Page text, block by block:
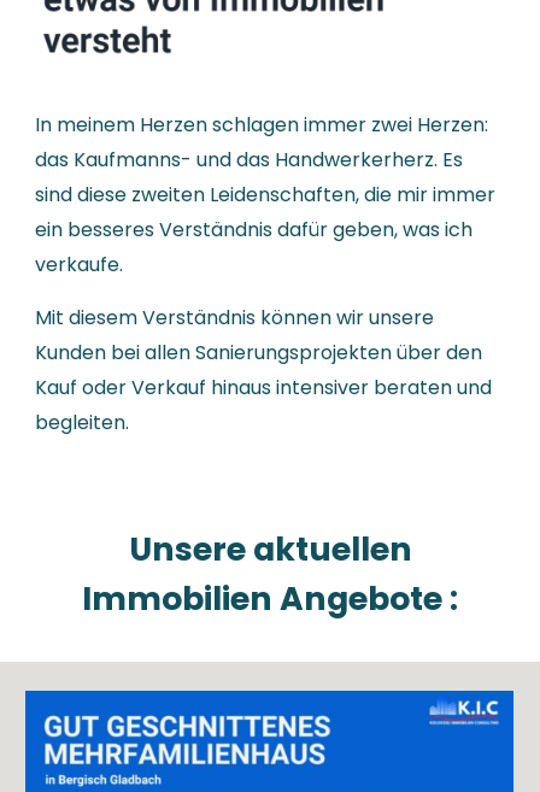
In meinem Herzen schlagen immer zwei Herzen:
das Kaufmanns- und das Handwerkerherz. Es
sind diese zweiten Leidenschaften, die mir immer
ein besseres Verständnis dafür geben, was ich
verkaufe.
Mit diesem Verständnis können wir unsere
Kunden bei allen Sanierungsprojekten über den
Kauf oder Verkauf hinaus intensiver beraten und
begleiten.
Unsere aktuellen
Immobilien Angebote :